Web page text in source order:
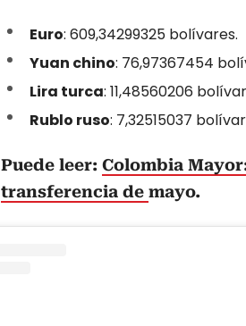
Euro: 609,34299325 bolívares.
Yuan chino: 76,97367454
Lira turca: 11,48560206
Rublo ruso: 7,32515037
Puede leer: Colombia
transferencia de mayo.